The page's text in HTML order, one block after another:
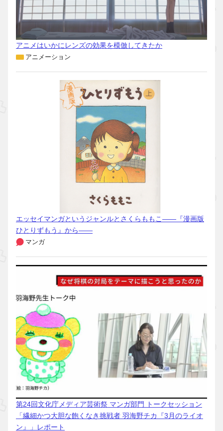
アニメはいかにレンズの効果を模倣してきたか
アニメーション
エッセイマンガというジャンルとさくらももこ――『漫画版
ひとりずもう』から――
マンガ
第24回文化庁メディア芸術祭 マンガ部門 トークセッション
「繊細かつ大胆な飽くなき挑戦者 羽海野チカ『3月のライオ
ン』」レポート